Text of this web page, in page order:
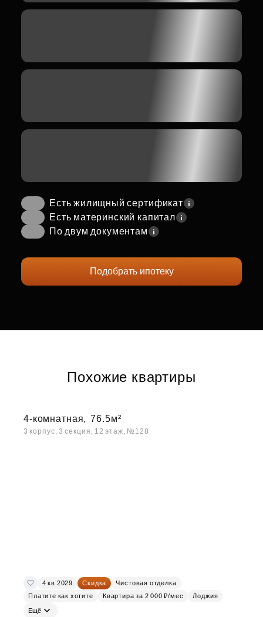
Есть жилищный сертификат
Есть материнский капитал
По двум документам
Подобрать ипотеку
Похожие квартиры
4-комнатная, 76.5м²
3 корпус, 3 секция, 12 этаж, №128
4 кв 2029 Скидка
Чистовая отделка
Платите как хотите
Квартира за 2 000 ₽/мес Лоджия
Ещё